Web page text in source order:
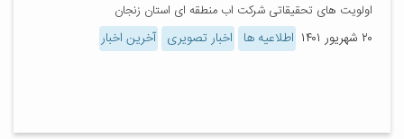
اولویت های تحقیقاتی شرکت اب منطقه ای استان زنجان
۲۰ شهریور ۱۴۰۱ اطلاعیه ها اخبار تصویری آخرین اخبار